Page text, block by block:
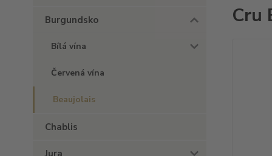
Burgundsko
Bílá vína
Červená vína
Beaujolais
Chablis
Jura
Cru